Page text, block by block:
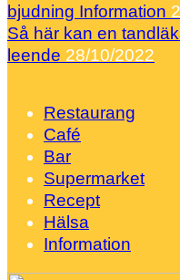
bjudning Information
Så här kan en
leende 28/10/2022
Restaurang
Café
Bar
Supermarket
Recept
Hälsa
Information